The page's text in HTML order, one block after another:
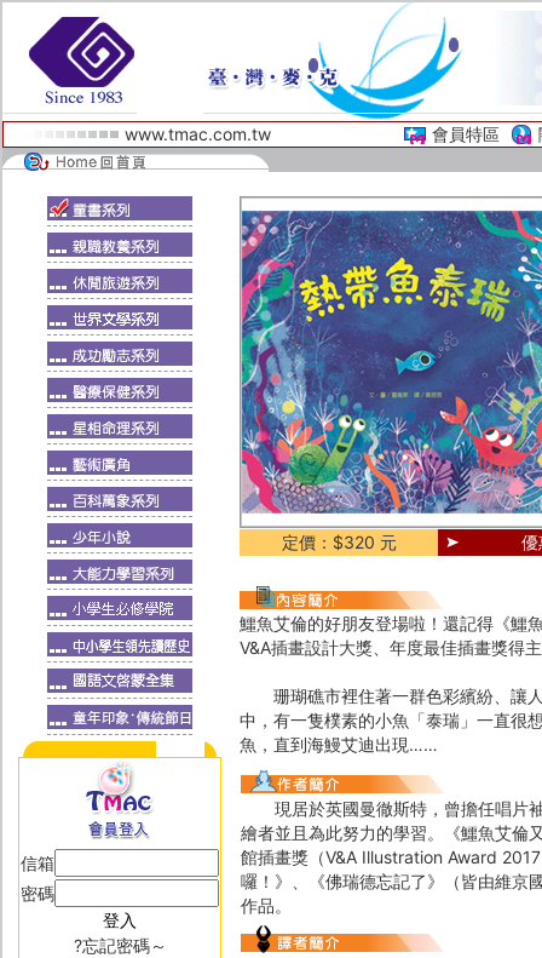
www.tmac.com.tw 會員特區
信箱
密碼
?忘記密碼～
定價：$320 元
鱷魚艾倫的好朋友登場啦！還記得《鱷
V&A插畫設計大獎、年度最佳插畫獎得
珊瑚礁市裡住著一群色彩繽紛、讓人
中，有一隻樸素的小魚「泰瑞」一直很
魚，直到海鰻艾迪出現……
現居於英國曼徹斯特，曾擔任唱片袖
繪者並且為此努力的學習。《鱷魚艾倫
館插畫獎（V&A Illustration Award
囉！》、《佛瑞德忘記了》（皆由維京
作品。